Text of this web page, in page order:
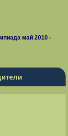
май 2010 -